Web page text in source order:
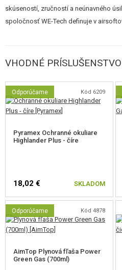
skúseností, zručností a neúnavného
spoločnosť WE-Tech definuje v
VHODNÉ PRÍSLUŠENSTVO
Odporúčame Kód 6209
Pyramex Ochranné okuliare
Highlander Plus - číre
18,02 € SKLADOM
Odporúčame Kód 4878
AimTop Plynová fľaša Power
Green Gas (700ml)